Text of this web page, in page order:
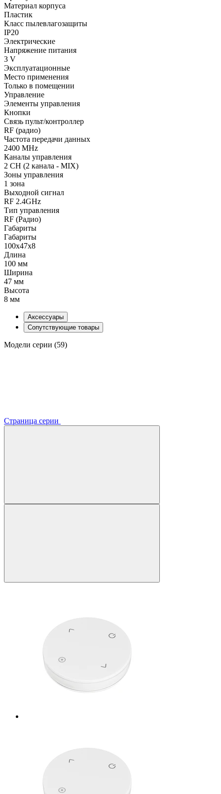
Материал корпуса
Пластик
Класс пылевлагозащиты
IP20
Электрические
Напряжение питания
3 V
Эксплуатационные
Место применения
Только в помещении
Управление
Элементы управления
Кнопки
Связь пульт/контроллер
RF (радио)
Частота передачи данных
2400 MHz
Каналы управления
2 CH (2 канала - MIX)
Зоны управления
1 зона
Выходной сигнал
RF 2.4GHz
Тип управления
RF (Радио)
Габариты
Габариты
100x47x8
Длина
100 мм
Ширина
47 мм
Высота
8 мм
Аксессуары
Сопутствующие товары
Модели серии (59)
Страница серии